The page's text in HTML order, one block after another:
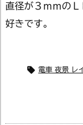
直径が３ｍｍの
好きです。
 電車 夜景 レ